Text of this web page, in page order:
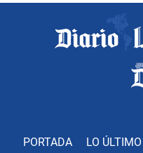
PORTADA LO ÚLTIMO